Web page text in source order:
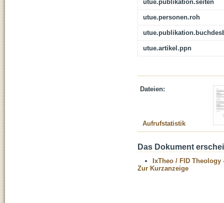
utue.publikation.seiten
utue.personen.roh
utue.artikel.ppn
Dateien:
Aufrufstatistik
Das Dokument
IxTheo / FID Theology
Zur Kurzanzeige